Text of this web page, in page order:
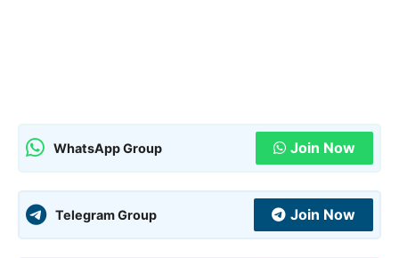
WhatsApp Group Join Now
Telegram Group Join Now